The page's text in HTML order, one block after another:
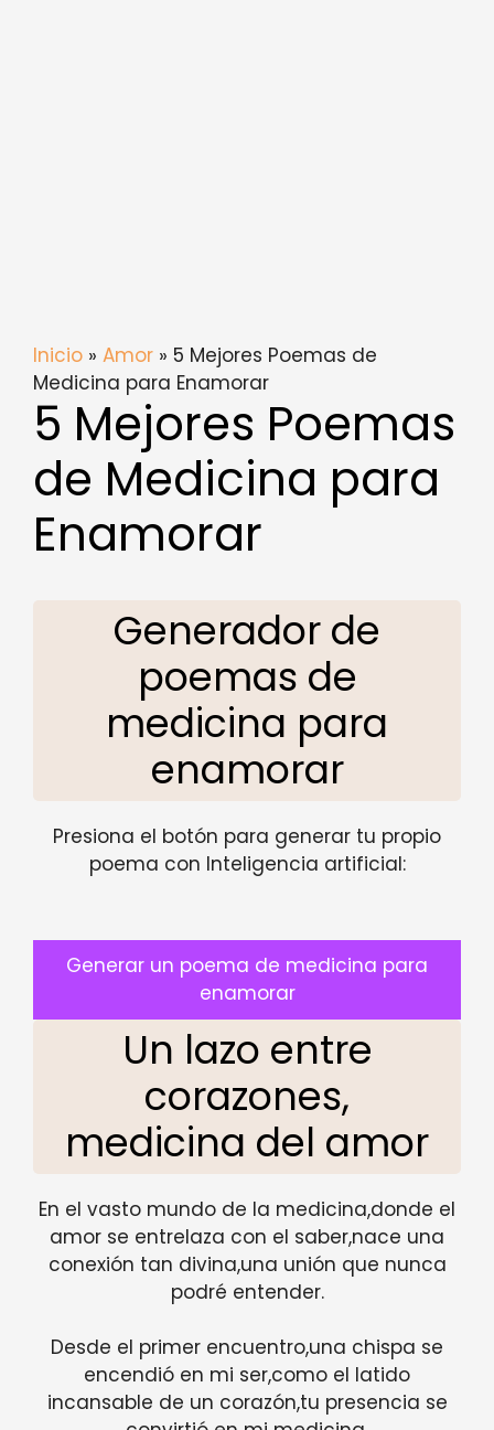
Inicio » Amor » 5 Mejores Poemas de
Medicina para Enamorar
5 Mejores Poemas
de Medicina para
Enamorar
Generador de
poemas de
medicina para
enamorar
Presiona el botón para generar tu propio
poema con Inteligencia artificial:
Generar un poema de medicina para
enamorar
Un lazo entre
corazones,
medicina del amor
En el vasto mundo de la medicina,donde el
amor se entrelaza con el saber,nace una
conexión tan divina,una unión que nunca
podré entender.
Desde el primer encuentro,una chispa se
encendió en mi ser,como el latido
incansable de un corazón,tu presencia se